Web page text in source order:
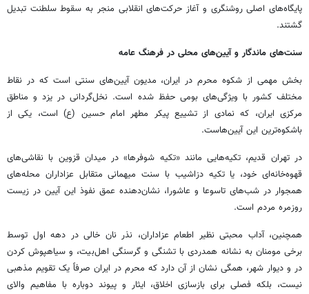
پایگاه‌های اصلی روشنگری و آغاز حرکت‌های انقلابی منجر به سقوط سلطنت تبدیل
گشتند.
سنت‌های ماندگار و آیین‌های محلی در فرهنگ عامه
بخش مهمی از شکوه محرم در ایران، مدیون آیین‌های سنتی است که در نقاط
مختلف کشور با ویژگی‌های بومی حفظ شده است. نخل‌گردانی در یزد و مناطق
مرکزی ایران، که نمادی از تشییع پیکر مطهر امام حسین (ع) است، یکی از
باشکوه‌ترین این آیین‌هاست.
در تهران قدیم، تکیه‌هایی مانند «تکیه شوفرها» در میدان قزوین با نقاشی‌های
قهوه‌خانه‌ای خود، یا تکیه دزاشیب با سنت میهمانی متقابل عزاداران محله‌های
همجوار در شب‌های تاسوعا و عاشورا، نشان‌دهنده عمق نفوذ این آیین در زیست
روزمره مردم است.
همچنین، آداب محبتی نظیر اطعام عزاداران، نذر نان خالی در دهه اول توسط
برخی مومنان به نشانه همدردی با تشنگی و گرسنگی اهل‌بیت، و سیاهپوش کردن
در و دیوار شهر، همگی نشان از آن دارد که محرم در ایران صرفاً یک تقویم مذهبی
نیست، بلکه فصلی برای بازسازی اخلاق، ایثار و پیوند دوباره با مفاهیم والای